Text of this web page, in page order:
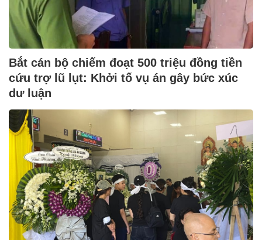
Bắt cán bộ chiếm đoạt 500 triệu đồng tiền
cứu trợ lũ lụt: Khởi tố vụ án gây bức xúc
dư luận